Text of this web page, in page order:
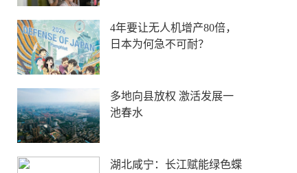
美日联手救汇，献祭的却是
欧元？
丝路乐舞“不鼓自鸣”的生命
力在哪里？
五箭齐发！中方强力反制，